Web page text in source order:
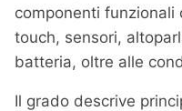
componenti funzionali
touch, sensori,
batteria, oltre alle
Il grado descrive